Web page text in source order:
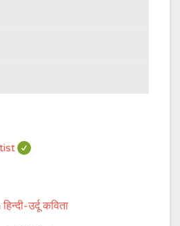
हिन्दी-उर्दू कविता